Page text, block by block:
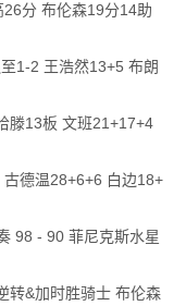
分 布伦森19分14助
1-2 王浩然13+5 布朗
滕13板 文班21+17+4
德温28+6+6 白边18+
98 - 90 菲尼克斯水星
转&加时胜骑士 布伦森